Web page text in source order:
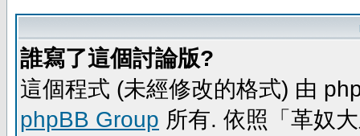
誰寫了這個討論版?
這個程式 (未經修改的格式) 由
phpBB Group 所有. 依照「革奴